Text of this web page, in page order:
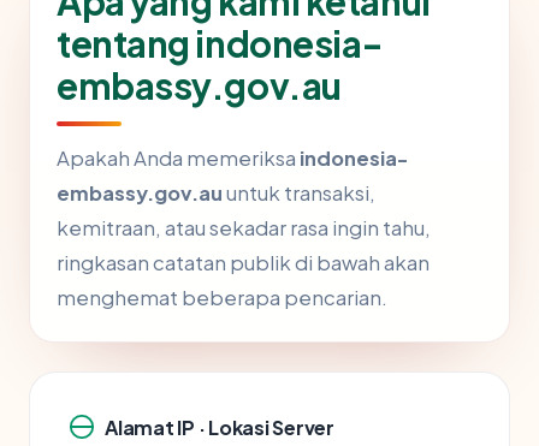
tentang indonesia-
embassy.gov.au
Apakah Anda memeriksa indonesia-
embassy.gov.auuntuk transaksi,
kemitraan, atau sekadar rasa ingin tahu,
ringkasan catatan publik di bawah akan
menghemat beberapa pencarian.
Alamat IP · Lokasi Server